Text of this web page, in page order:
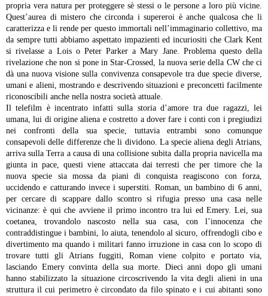
propria vera natura per proteggere sè stessi o le persone a loro più vicine.
Quest’aurea di mistero che circonda i supereroi è anche qualcosa che li
caratterizza e li rende per questo immortali nell’immaginario collettivo, ma
da sempre tutti abbiamo aspettato impazienti ed incuriositi che Clark Kent
si rivelasse a Lois o Peter Parker a Mary Jane. Problema questo della
rivelazione che non si pone in Star-Crossed, la nuova serie della CW che ci
dà una nuova visione sulla convivenza consapevole tra due specie diverse,
umani e alieni, mostrando e descrivendo situazioni e preconcetti facilmente
riconoscibili anche nella nostra società attuale.
Il telefilm è incentrato infatti sulla storia d’amore tra due ragazzi, lei
umana, lui di origine aliena e costretto a dover fare i conti con i pregiudizi
nei confronti della sua specie, tuttavia entrambi sono comunque
consapevoli delle differenze che li dividono. La specie aliena degli Atrians,
arriva sulla Terra a causa di una collisione subita dalla propria navicella ma
giunta in pace, questi viene attaccata dai terresti che per timore che la
nuova specie sia mossa da piani di conquista reagiscono con forza,
uccidendo e catturando invece i superstiti. Roman, un bambino di 6 anni,
per cercare di scappare dallo scontro si rifugia presso una casa nelle
vicinanze: è qui che avviene il primo incontro tra lui ed Emery. Lei, sua
coetanea, trovandolo nascosto nella sua casa, con l’innocenza che
contraddistingue i bambini, lo aiuta, tenendolo al sicuro, offrendogli cibo e
divertimento ma quando i militari fanno irruzione in casa con lo scopo di
trovare tutti gli Atrians fuggiti, Roman viene colpito e portato via,
lasciando Emery convinta della sua morte. Dieci anni dopo gli umani
hanno stabilizzato la situazione circoscrivendo la vita degli alieni in una
struttura il cui perimetro è circondato da filo spinato e i cui abitanti sono